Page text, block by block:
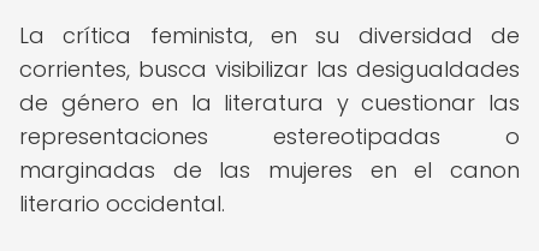
La crítica feminista, en su diversidad de
corrientes, busca visibilizar las desigualdades
de género en la literatura y cuestionar las
representaciones estereotipadas o
marginadas de las mujeres en el canon
literario occidental.